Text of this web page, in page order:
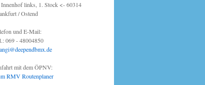
links, 1. Stock <- 60314
/ Ostend
und E-Mail:
069 - 48004850
mit dem ÖPNV:
RMV Routenplaner